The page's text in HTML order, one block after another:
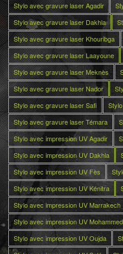
Stylo avec gravure laser Agadir
Stylo avec gravure laser Dakhla
Stylo avec gravure laser Khouribga
Stylo avec gravure laser Laayoune
Stylo avec gravure laser Meknès
Stylo avec gravure laser Nador
Stylo avec gravure laser Safi
Stylo avec gravure laser Témara
Stylo avec impression UV Agadir
Stylo avec impression UV Dakhla
Stylo avec impression UV Fès
Stylo avec impression UV Kénitra
Stylo avec impression UV Marrakech
Stylo avec impression UV
Stylo avec impression UV Oujda